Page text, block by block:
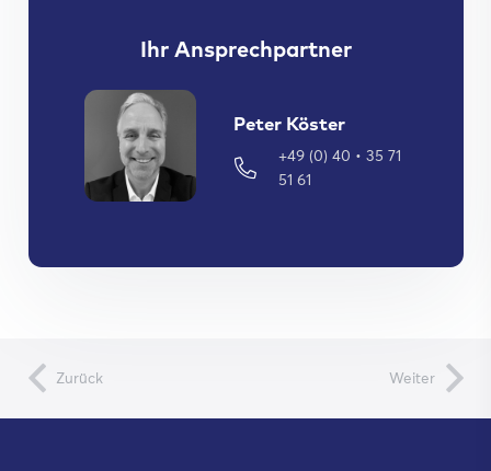
Ihr Ansprechpartner
Peter Köster
+49 (0) 40 • 35 71
51 61
Zurück Weiter